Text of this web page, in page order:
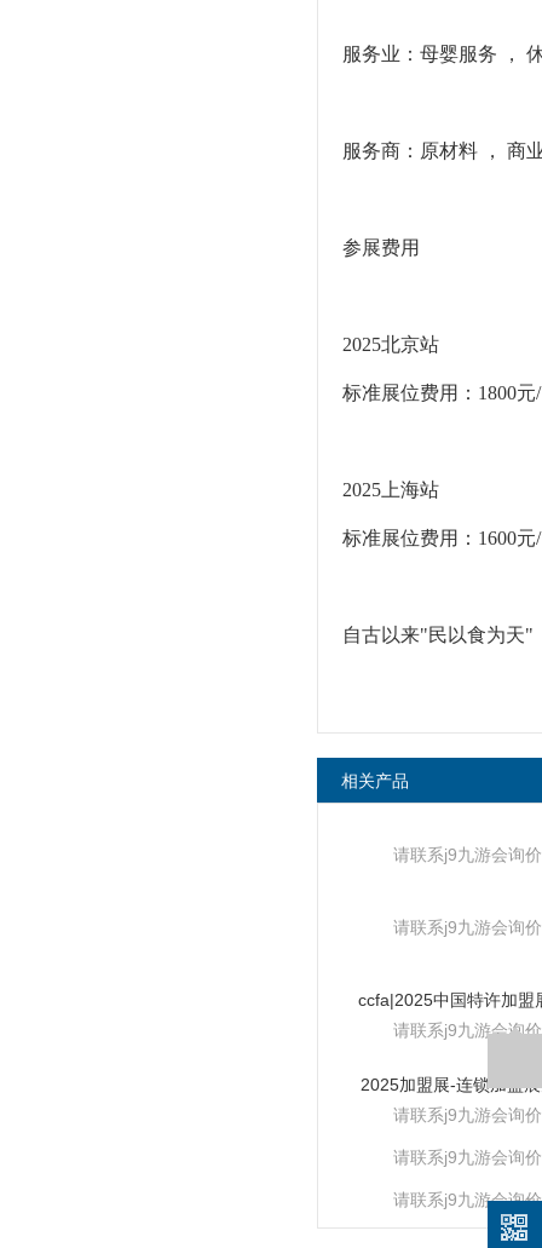
服务业：母婴服务 ，
服务商：原材料 ， 商
参展费用
2025北京站
标准展位费用：1800
2025上海站
标准展位费用：1600
自古以来"民以食为天"
相关产品
请联系j9九游会询价
请联系j9九游会询价
请联系j9九游会询价
2025加盟展-连锁加盟
请联系j9九游会询价
请联系j9九游会询价
请联系j9九游会询价